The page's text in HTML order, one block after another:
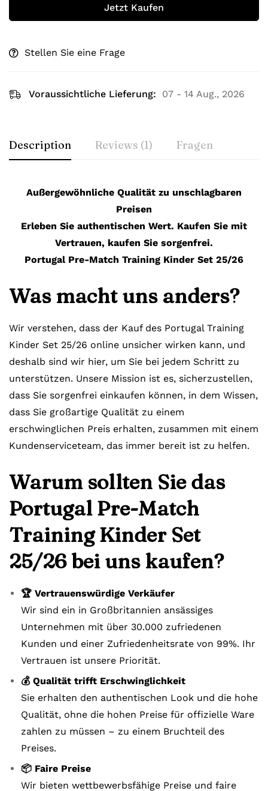
Jetzt Kaufen
Stellen Sie eine Frage
Voraussichtliche Lieferung: 07 - 14 Aug., 2026
Description Reviews (1) Fragen
Außergewöhnliche Qualität zu unschlagbaren
Preisen
Erleben Sie authentischen Wert. Kaufen Sie mit
Vertrauen, kaufen Sie sorgenfrei.
Portugal Pre-Match Training Kinder Set 25/26
Was macht uns anders?
Wir verstehen, dass der Kauf des Portugal Training
Kinder Set 25/26 online unsicher wirken kann, und
deshalb sind wir hier, um Sie bei jedem Schritt zu
unterstützen. Unsere Mission ist es, sicherzustellen,
dass Sie sorgenfrei einkaufen können, in dem Wissen,
dass Sie großartige Qualität zu einem
erschwinglichen Preis erhalten, zusammen mit einem
Kundenserviceteam, das immer bereit ist zu helfen.
Warum sollten Sie das
Portugal Pre-Match
Training Kinder Set
25/26 bei uns kaufen?
🏆 Vertrauenswürdige Verkäufer
Wir sind ein in Großbritannien ansässiges
Unternehmen mit über 30.000 zufriedenen
Kunden und einer Zufriedenheitsrate von 99%. Ihr
Vertrauen ist unsere Priorität.
💰 Qualität trifft Erschwinglichkeit
Sie erhalten den authentischen Look und die hohe
Qualität, ohne die hohen Preise für offizielle Ware
zahlen zu müssen – zu einem Bruchteil des
Preises.
📦 Faire Preise
Wir bieten wettbewerbsfähige Preise und faire